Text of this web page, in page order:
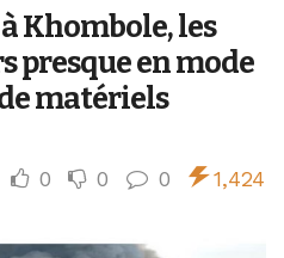
Khombole, les
presque en mode
matériels
0 0 0 1,424